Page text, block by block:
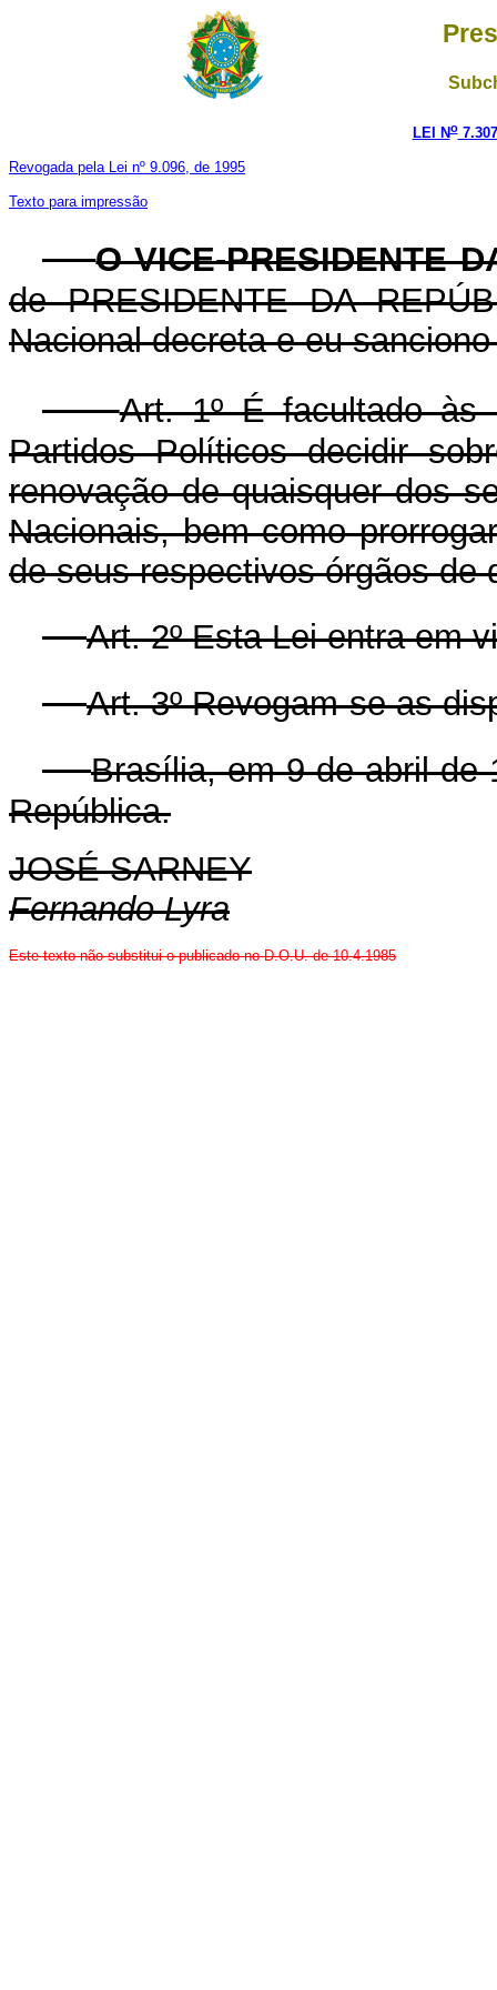
LEI No
Revogada pela Lei nº 9.096, de 1995
Texto para impressão
O VICE-PRESIDENTE
de PRESIDENTE DA
Nacional decreta e eu
Art. 1º É facultado às
Partidos Políticos decidir
renovação de quaisquer dos
Nacionais, bem como
de seus respectivos órgãos de
Art. 2º Esta Lei entra em
Art. 3º Revogam-se as
Brasília, em 9 de abril de
República.
JOSÉ SARNEY
Fernando Lyra
Este texto não substitui o publicado no D.O.U. de 10.4.1985